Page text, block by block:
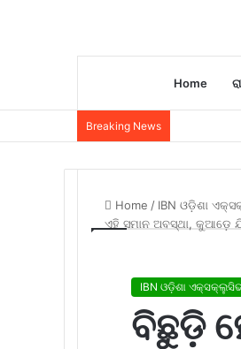
Home
Breaking News
Home / IBN ଓଡ଼ିଶା
ଏହି ସମାନ ଅବସ୍ଥା, କୁଆଡ଼େ
IBN ଓଡ଼ିଶା
ବିଛୁଡ଼ି